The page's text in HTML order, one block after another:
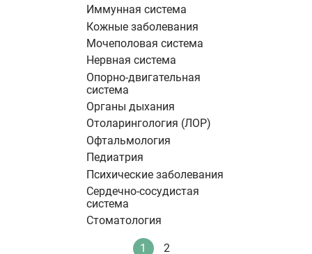
Иммунная система
Кожные заболевания
Мочеполовая система
Нервная система
Опорно-двигательная
система
Органы дыхания
Отоларингология (ЛОР)
Офтальмология
Педиатрия
Психические заболевания
Сердечно-сосудистая
система
Стоматология
Нумерация
1 2